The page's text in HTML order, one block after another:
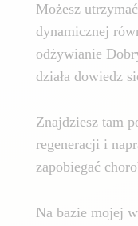
Możesz
dynamicznej
odżywianie
działa dowiedz
Znajdziesz tam
regeneracji i
zapobiegać
Na bazie mojej